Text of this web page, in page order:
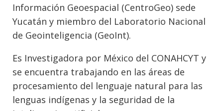
Información Geoespacial (CentroGeo) sede
Yucatán y miembro del Laboratorio Nacional
de Geointeligencia (GeoInt).
Es Investigadora por México del CONAHCYT y
se encuentra trabajando en las áreas de
procesamiento del lenguaje natural para las
lenguas indígenas y la seguridad de la